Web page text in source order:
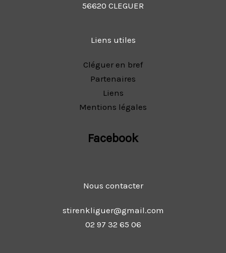
56620 CLEGUER
Liens utiles
Cléguer en bref
Partenaires
Liens
Mentions légales
Facebook
Nous contacter
stirenkliguer@gmail.com
02 97 32 65 06